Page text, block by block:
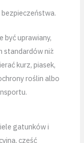
być uprawiany,
standardów niż
kurz, piasek,
roślin albo
gatunków i
część